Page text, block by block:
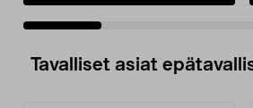
Tavalliset asiat